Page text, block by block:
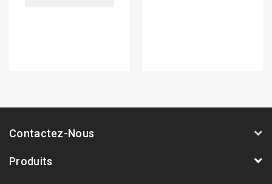
Contactez-Nous
Produits